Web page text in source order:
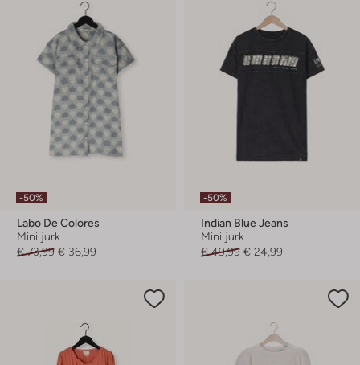
-50%
Labo De Colores
Mini jurk
€ 73,99 € 36,99
-50%
Indian Blue Jeans
Mini jurk
€ 49,99 € 24,99